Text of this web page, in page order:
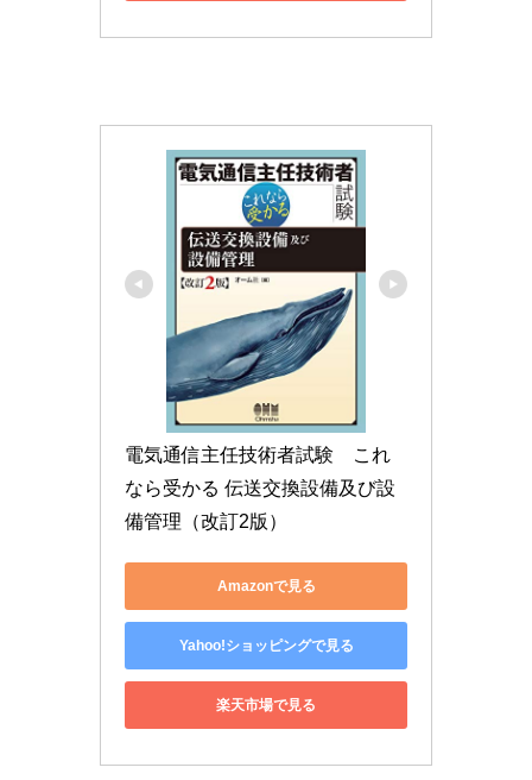
電気通信主任技術者試験　これ
なら受かる 伝送交換設備及び設
備管理（改訂2版）
Amazonで見る
Yahoo!ショッピングで見る
楽天市場で見る